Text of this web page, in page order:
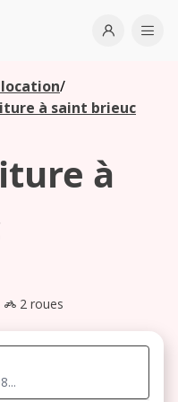
Open
/
à saint brieuc
à
2 roues